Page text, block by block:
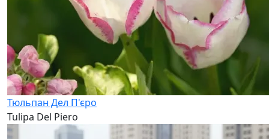
Тюльпан Дел П'єро
Tulipa Del Piero